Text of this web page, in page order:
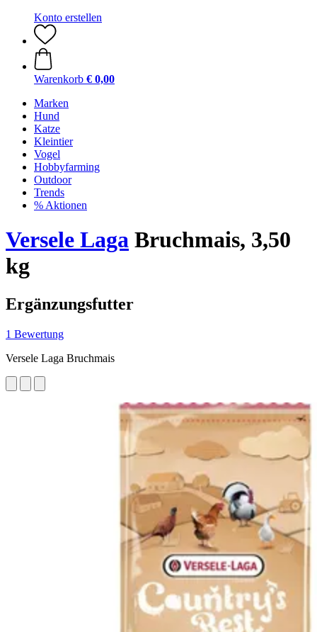
Konto erstellen
Warenkorb € 0,00
Marken
Hund
Katze
Kleintier
Vogel
Hobbyfarming
Outdoor
Trends
% Aktionen
Versele Laga Bruchmais, 3,50
kg
Ergänzungsfutter
1 Bewertung
Versele Laga Bruchmais